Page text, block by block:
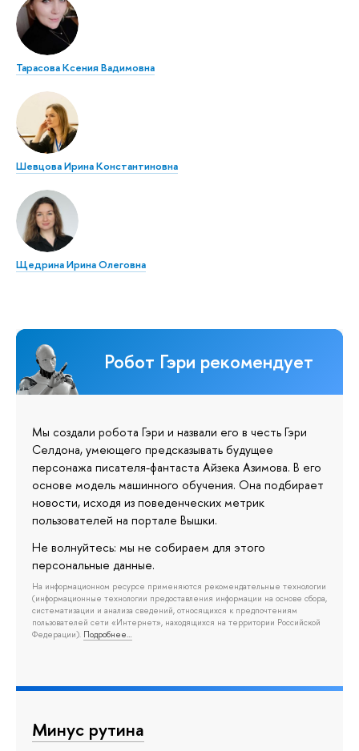
Тарасова Ксения Вадимовна
Шевцова Ирина Константиновна
Щедрина Ирина Олеговна
Робот Гэри рекомендует
Мы создали робота Гэри и назвали его в честь Гэри
Селдона, умеющего предсказывать будущее
персонажа писателя-фантаста Айзека Азимова. В его
основе модель машинного обучения. Она подбирает
новости, исходя из поведенческих метрик
пользователей на портале Вышки.
Не волнуйтесь: мы не собираем для этого
персональные данные.
На информационном ресурсе применяются рекомендательные технологии
(информационные технологии предоставления информации на основе сбора,
систематизации и анализа сведений, относящихся к предпочтениям
пользователей сети «Интернет», находящихся на территории Российской
Федерации). Подробнее…
Минус рутина